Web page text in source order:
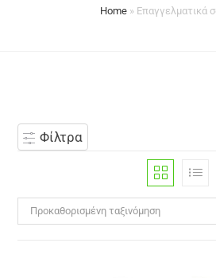
Home » Eπαγγελματικά
Φίλτρα
Προκαθορισμένη ταξινόμηση